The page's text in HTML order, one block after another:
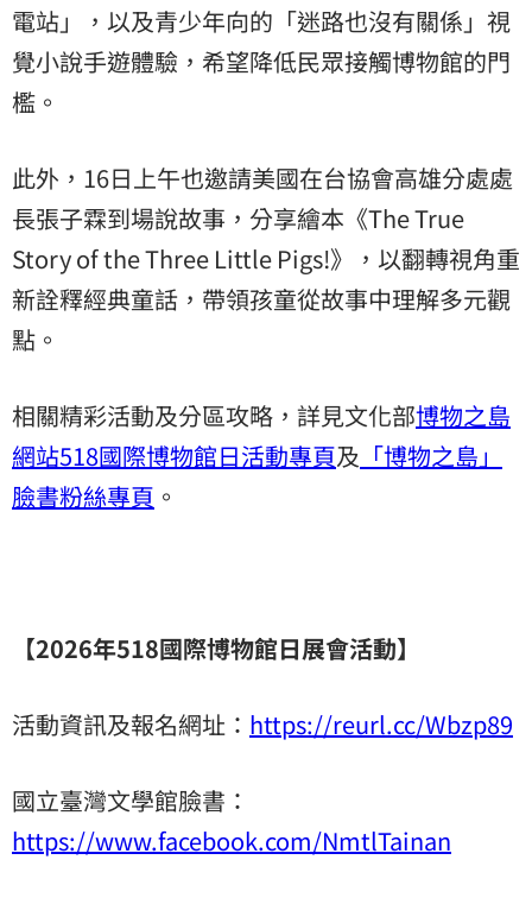
電站」，以及青少年向的「迷路也沒有關係」視
覺小說手遊體驗，希望降低民眾接觸博物館的門
檻。
此外，16日上午也邀請美國在台協會高雄分處處
長張子霖到場說故事，分享繪本《The True
Story of the Three Little Pigs!》，以翻轉視角重
新詮釋經典童話，帶領孩童從故事中理解多元觀
點。
相關精彩活動及分區攻略，詳見文化部博物之島
網站518國際博物館日活動專頁及 「博物之島」
臉書粉絲專頁 。
【2026年518國際博物館日展會活動】
活動資訊及報名網址： https://reurl.cc/Wbzp89
國立臺灣文學館臉書：
https://www.facebook.com/NmtlTainan